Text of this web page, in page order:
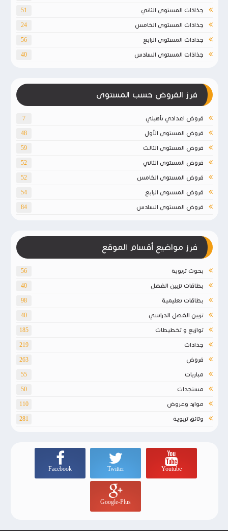
جذاذات المستوى الثاني 51
جذاذات المستوى الخامس 24
جذاذات المستوى الرابع 56
جذاذات المستوى السادس 40
فرز الفروض حسب المستوى
فروض اعدادي تأهيلي 7
فروض المستوى الأول 48
فروض المستوى الثالث 59
فروض المستوى الثاني 52
فروض المستوى الخامس 52
فروض المستوى الرابع 54
فروض المستوى السادس 84
فرز مواضيع أقسام الموقع
بحوث تربوية 56
بطاقات تزيين الفصل 40
بطاقات تعليمية 98
تزيين الفصل الدراسي 40
توازيع و تخطيطات 185
جذاذات 219
فروض 263
مباريات 55
مستجدات 50
موارد وعروض 110
وثائق تربوية 281
Youtube
Twitter
Facebook
Google-Plus